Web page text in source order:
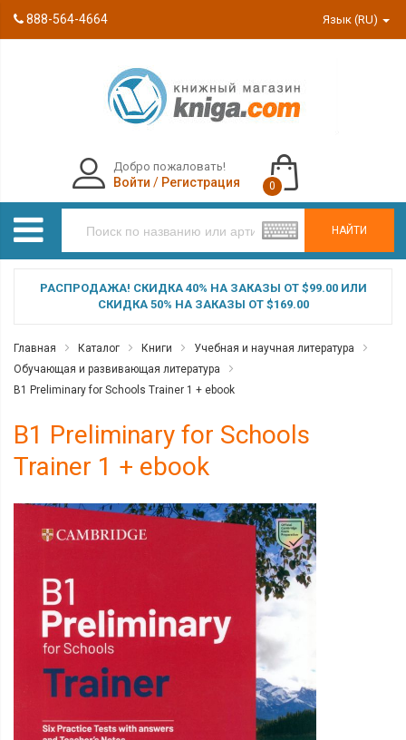
888-564-4664 Язык (RU)
НАЙТИ
Добро пожаловать!
Войти / Регистрация 0
РАСПРОДАЖА! СКИДКА 40% НА ЗАКАЗЫ ОТ $99.00 ИЛИ
СКИДКА 50% НА ЗАКАЗЫ ОТ $169.00
Главная Каталог Книги
Учебная и научная литература
Обучающая и развивающая литература
B1 Preliminary for Schools Trainer 1 + ebook
B1 Preliminary for Schools
Trainer 1 + ebook